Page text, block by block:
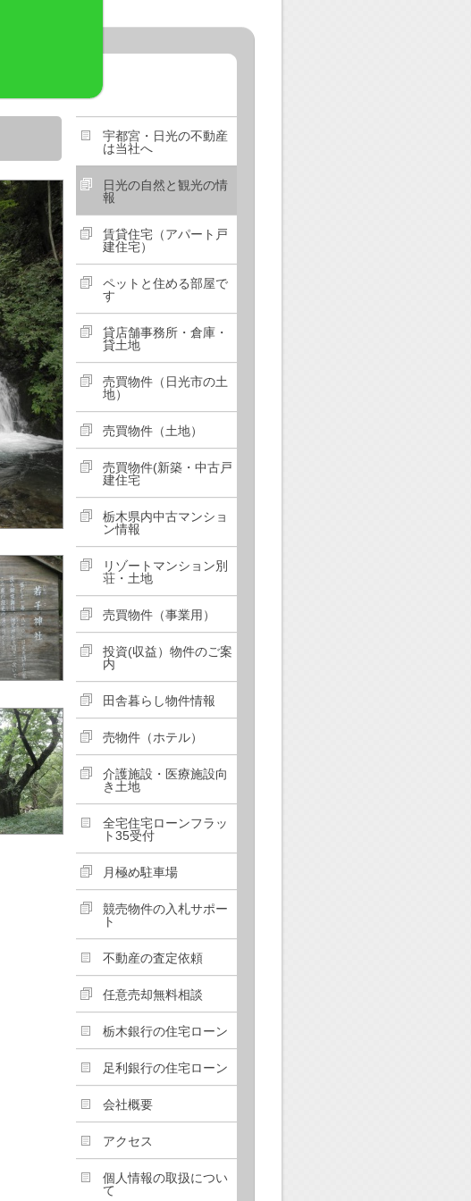
宇都宮・日光の不動産
は当社へ
日光の自然と観光の情
報
賃貸住宅（アパート戸
建住宅）
ペットと住める部屋で
す
貸店舗事務所・倉庫・
貸土地
売買物件（日光市の土
地）
売買物件（土地）
売買物件(新築・中古戸
建住宅
栃木県内中古マンショ
ン情報
リゾートマンション別
荘・土地
売買物件（事業用）
投資(収益）物件のご案
内
田舎暮らし物件情報
売物件（ホテル）
介護施設・医療施設向
き土地
全宅住宅ローンフラッ
ト35受付
月極め駐車場
競売物件の入札サポー
ト
不動産の査定依頼
任意売却無料相談
栃木銀行の住宅ローン
足利銀行の住宅ローン
会社概要
アクセス
個人情報の取扱につい
て